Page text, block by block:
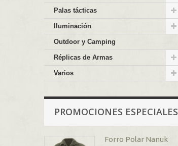
Palas tácticas
Iluminación
Outdoor y Camping
Réplicas de Armas
Varios
PROMOCIONES ESPECIALES
Forro Polar Nanuk